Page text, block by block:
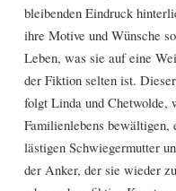
bleibenden Eindruck
ihre Motive und Wünsche
Leben, was sie auf eine
der Fiktion selten ist.
folgt Linda und Chetwolde,
Familienlebens
lästigen Schwiegermutter
der Anker, der sie wieder